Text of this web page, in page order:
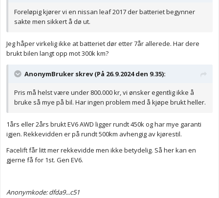
Foreløpig kjører vi en nissan leaf 2017 der batteriet begynner
sakte men sikkert å dø ut.
Jeg håper virkelig ikke at batteriet dør etter 7år allerede. Har dere
brukt bilen langt opp mot 300k km?
AnonymBruker skrev (På 26.9.2024 den 9.35):
Pris må helst være under 800.000 kr, vi ønsker egentlig ikke å
bruke så mye på bil. Har ingen problem med å kjøpe brukt heller.
1års eller 2års brukt EV6 AWD ligger rundt 450k og har mye garanti
igjen. Rekkevidden er på rundt 500km avhengig av kjørestil.
Facelift får litt mer rekkevidde men ikke betydelig. Så her kan en
gjerne få for 1st. Gen EV6.
Anonymkode: dfda9...c51